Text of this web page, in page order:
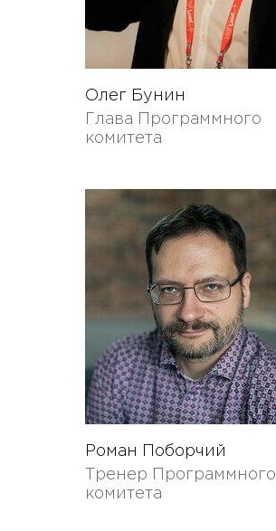
Олег Бунин
Глава Программного
комитета
Роман Поборчий
Тренер Программного
комитета